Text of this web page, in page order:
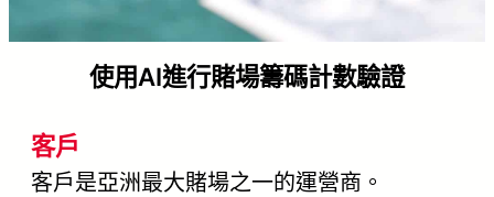
使用AI進行賭場籌碼計數驗證
客戶
客戶是亞洲最大賭場之一的運營商。